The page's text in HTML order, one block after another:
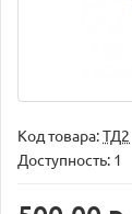
Код товара:ТД2
Доступность: 1